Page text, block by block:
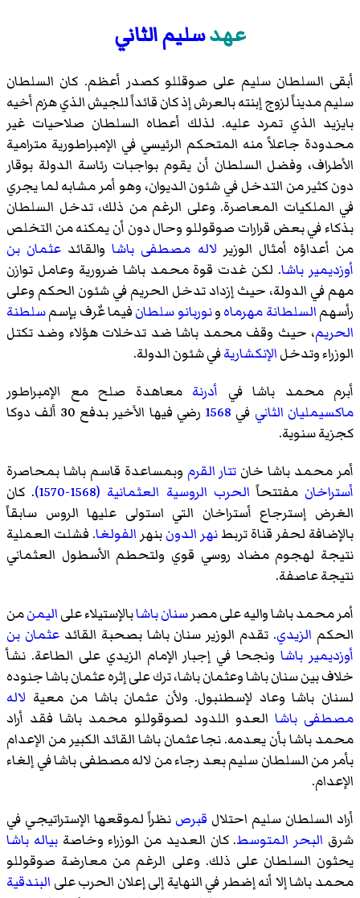
عهدسليم الثاني
أبقى السلطان سليم على صوقللو كصدر أعظم. كان السلطان
سليم مديناً لزوج إبنته بالعرش إذ كان قائداً للجيش الذي هزم أخيه
بايزيد الذي تمرد عليه. لذلك أعطاه السلطان صلاحيات غير
محدودة جاعلاً منه المتحكم الرئيسي في الإمبراطورية مترامية
الأطراف، وفضل السلطان أن يقوم بواجبات رئاسة الدولة بوقار
دون كثير من التدخل في شئون الديوان، وهو أمر مشابه لما يجري
في الملكيات المعاصرة. وعلى الرغم من ذلك، تدخل السلطان
بذكاء في بعض قرارات صوقوللو وحال دون أن يمكنه من التخلص
من أعداؤه أمثال الوزير لاله مصطفى باشاوالقائد عثمان بن
أوزديمير باشا. لكن غدت قوة محمد باشا ضرورية وعامل توازن
مهم في الدولة، حيث إزداد تدخل الحريم في شئون الحكم وعلى
رأسهمالسلطانة مهرماهونوربانو سلطانفيما عٌرف بإسمسلطنة
الحريم، حيث وقف محمد باشا ضد تدخلات هؤلاء وضد تكتل
الوزراء وتدخلالإنكشاريةفي شئون الدولة.
أبرم محمد باشا في أدرنة معاهدة صلح مع الإمبراطور
ماكسيمليان الثاني في 1568
رضي فيها الأخير بدفع 30 ألف دوكا
كجزية سنوية.
أمر محمد باشا خان تتار القرم وبمساعدة قاسم باشا بمحاصرة
أستراخان مفتتحاً الحرب الروسية العثمانية (1568-1570)
. كان
الغرض إسترجاع أستراخان التي استولى عليها الروس سابقاً
بالإضافة لحفر قناة تربطنهر الدونبنهر الفولغا. فشلت العملية
نتيجة لهجوم مضاد روسي قوي ولتحطم الأسطول العثماني
نتيجة عاصفة.
أمر محمد باشا واليه على مصرسنان باشابالإستيلاء علىاليمنمن
الحكم الزيدي. تقدم الوزير سنان باشا بصحبة القائدعثمان بن
أوزديمير باشاونجحا في إجبار الإمام الزيدي على الطاعة. نشأ
خلاف بين سنان باشا وعثمان باشا، ترك على إثره عثمان باشا جنوده
لسنان باشا وعاد لإسطنبول. ولأن عثمان باشا من معية لاله
مصطفى باشا العدو اللدود لصوقوللو محمد باشا فقد أراد
محمد باشا بأن يعدمه. نجا عثمان باشا القائد الكبير من الإعدام
بأمر من السلطان سليم بعد رجاء من لاله مصطفى باشا في إلغاء
الإعدام.
أراد السلطان سليم احتلال قبرص نظراً لموقعها الإستراتيجي في
شرق البحر المتوسط. كان العديد من الوزراء وخاصةبياله باشا
يحثون السلطان على ذلك. وعلى الرغم من معارضة صوقوللو
محمد باشا إلا أنه إضطر في النهاية إلى إعلان الحرب على البندقية